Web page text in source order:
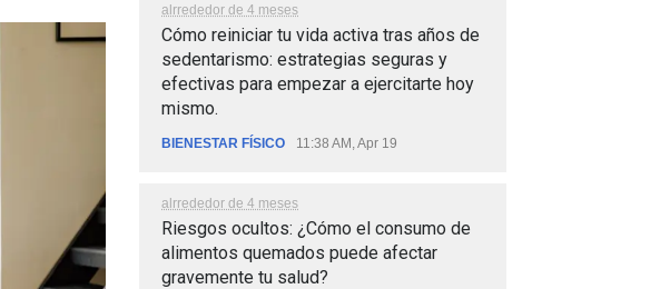
alrrededor de 4 meses
Cómo reiniciar tu vida activa tras años de
sedentarismo: estrategias seguras y
efectivas para empezar a ejercitarte hoy
mismo.
BIENESTAR FÍSICO 11:38 AM, Apr 19
alrrededor de 4 meses
Riesgos ocultos: ¿Cómo el consumo de
alimentos quemados puede afectar
gravemente tu salud?